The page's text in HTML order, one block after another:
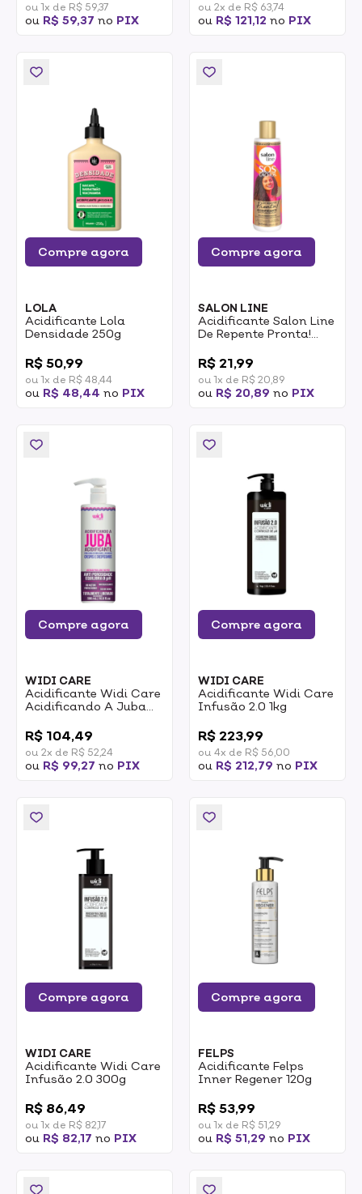
ou 1x de R$ 59,37
ou R$ 59,37 no PIX
ou 2x de R$ 63,74
ou R$ 121,12 no PIX
Compre agora
LOLA
Acidificante Lola
Densidade 250g
R$ 50,99
ou 1x de R$ 48,44
ou R$ 48,44 no PIX
Compre agora
SALON LINE
Acidificante Salon Line
De Repente Pronta!
R$ 21,99
ou 1x de R$ 20,89
ou R$ 20,89 no PIX
Compre agora
WIDI CARE
Acidificante Widi Care
Acidificando A Juba
R$ 104,49
ou 2x de R$ 52,24
ou R$ 99,27 no PIX
Compre agora
WIDI CARE
Acidificante Widi Care
Infusão 2.0 1kg
R$ 223,99
ou 4x de R$ 56,00
ou R$ 212,79 no PIX
Compre agora
WIDI CARE
Acidificante Widi Care
Infusão 2.0 300g
R$ 86,49
ou 1x de R$ 82,17
ou R$ 82,17 no PIX
Compre agora
FELPS
Acidificante Felps
Inner Regener 120g
R$ 53,99
ou 1x de R$ 51,29
ou R$ 51,29 no PIX